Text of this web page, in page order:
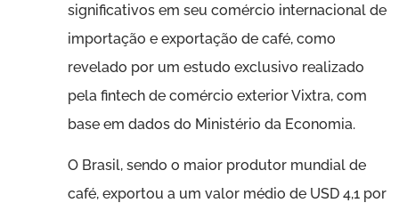
significativos em seu comércio internacional de
importação e exportação de café, como
revelado por um estudo exclusivo realizado
pela fintech de comércio exterior Vixtra, com
base em dados do Ministério da Economia.
O Brasil, sendo o maior produtor mundial de
café, exportou a um valor médio de USD 4,1 por